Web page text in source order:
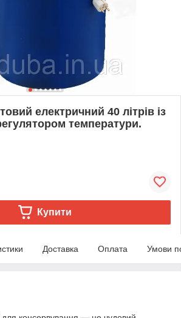
електричний 40 літрів із
температури.
Купити
Доставка Оплата Умови